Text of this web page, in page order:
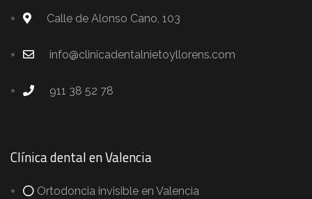
Calle de Alonso Cano, 103
info@clinicadentalnietoyllorens.com
911 38 52 78
Clínica dental en Valencia
Ortodoncia invisible en Valencia